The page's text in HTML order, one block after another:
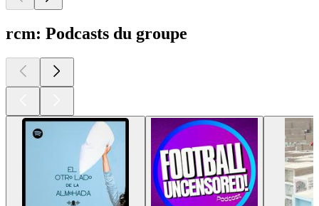
rcm: Podcasts du groupe